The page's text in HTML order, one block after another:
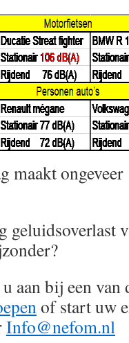
maakt
geluidsoverlast
aan bij een van
of start uw
Info@nefom.nl